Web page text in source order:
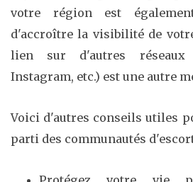
votre région est
d'accroître la visibilité de
lien sur d'autres réseaux
Instagram, etc.) est une autre
Voici d'autres conseils utiles
parti des communautés